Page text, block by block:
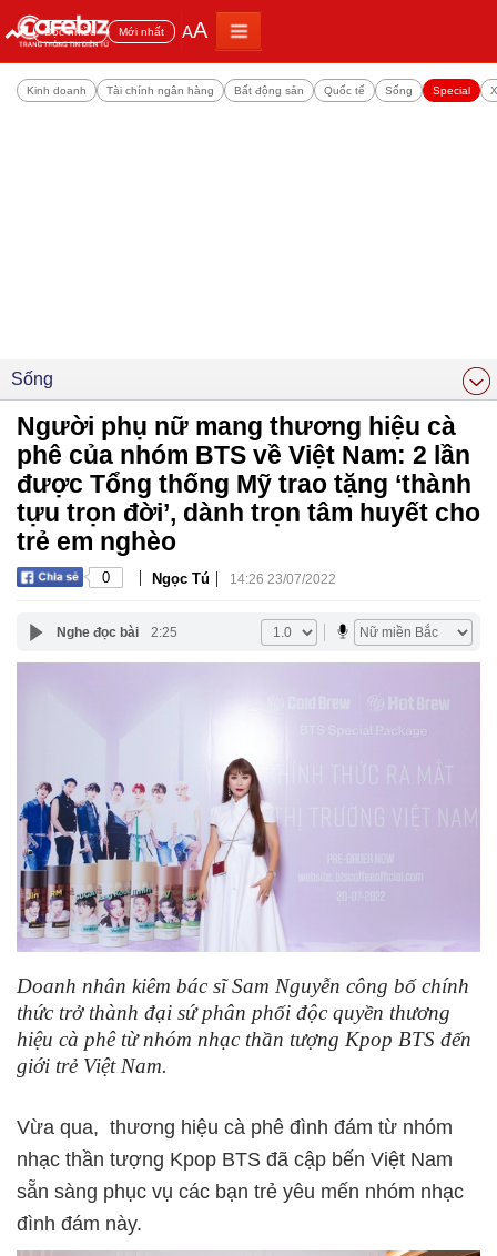
Đọc nhiều Mới nhất AA
Kinh doanh Tài chính ngân hàng Bất động sản Quốc tế Sống Special
Sống
Người phụ nữ mang thương hiệu cà
phê của nhóm BTS về Việt Nam: 2 lần
được Tổng thống Mỹ trao tặng ‘thành
tựu trọn đời’, dành trọn tâm huyết cho
trẻ em nghèo
0 | Ngọc Tú | 14:26 23/07/2022
Nghe đọc bài 2:25
Doanh nhân kiêm bác sĩ Sam Nguyễn công bố chính
thức trở thành đại sứ phân phối độc quyền thương
hiệu cà phê từ nhóm nhạc thần tượng Kpop BTS đến
giới trẻ Việt Nam.
Vừa qua, thương hiệu cà phê đình đám từ nhóm
nhạc thần tượng Kpop BTS đã cập bến Việt Nam
sẵn sàng phục vụ các bạn trẻ yêu mến nhóm nhạc
đình đám này.